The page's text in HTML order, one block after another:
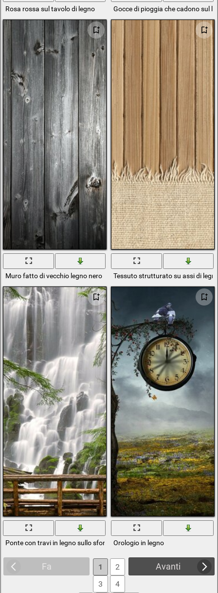
Rosa rossa sul tavolo di legno Gocce di pioggia che cadono sul
Muro fatto di vecchio legno nero Tessuto strutturato su assi di
Ponte con travi in legno sullo sfondo di una cascata
Orologio in legno
Fa Avanti
1
2
3
4